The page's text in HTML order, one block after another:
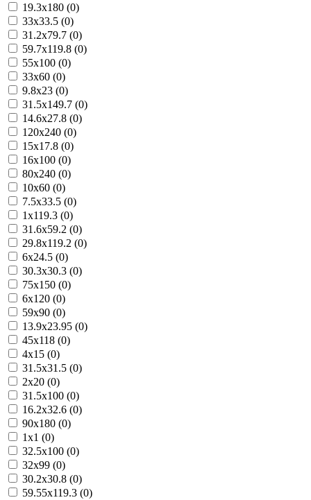
19.3x180 (0)
33x33.5 (0)
31.2x79.7 (0)
59.7x119.8 (0)
55x100 (0)
33x60 (0)
9.8x23 (0)
31.5x149.7 (0)
14.6x27.8 (0)
120x240 (0)
15x17.8 (0)
16x100 (0)
80x240 (0)
10x60 (0)
7.5x33.5 (0)
1x119.3 (0)
31.6x59.2 (0)
29.8x119.2 (0)
6x24.5 (0)
30.3x30.3 (0)
75x150 (0)
6x120 (0)
59x90 (0)
13.9x23.95 (0)
45x118 (0)
4x15 (0)
31.5x31.5 (0)
2x20 (0)
31.5x100 (0)
16.2x32.6 (0)
90x180 (0)
1x1 (0)
32.5x100 (0)
32x99 (0)
30.2x30.8 (0)
59.55x119.3 (0)